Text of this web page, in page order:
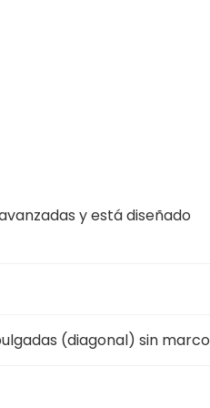
y está diseñado
(diagonal) sin marco